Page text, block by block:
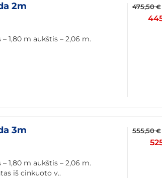
2m
1,80 m aukštis – 2,06 m.
475,50€
3m
1,80 m aukštis – 2,06 m.
iš cinkuoto v..
555,50€